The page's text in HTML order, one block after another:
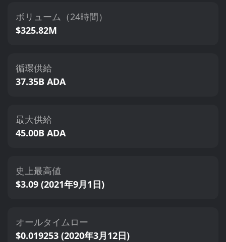
ボリューム（24時間）
$325.82M
循環供給
37.35B ADA
最大供給
45.00B ADA
史上最高値
$3.09 (2021年9月1日)
オールタイムロー
$0.019253 (2020年3月12日)